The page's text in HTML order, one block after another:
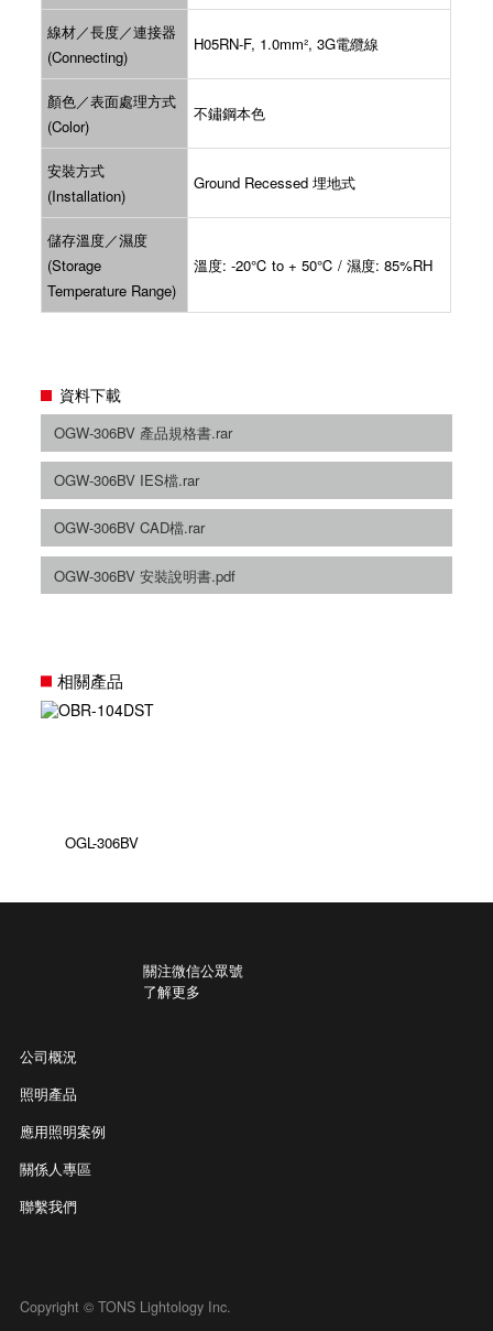
線材／長度／連接器
(Connecting)
H05RN-F, 1.0mm², 3G電纜線
顏色／表面處理方式
(Color)
不鏽鋼本色
安裝方式
(Installation)
Ground Recessed 埋地式
儲存溫度／濕度
(Storage
Temperature Range)
溫度: -20℃ to + 50℃ / 濕度: 85%RH
資料下載
OGW-306BV 產品規格書.rar
OGW-306BV IES檔.rar
OGW-306BV CAD檔.rar
OGW-306BV 安裝說明書.pdf
相關產品
OGL-306BV
關注微信公眾號
了解更多
公司概況
照明產品
應用照明案例
關係人專區
聯繫我們
Copyright © TONS Lightology Inc.